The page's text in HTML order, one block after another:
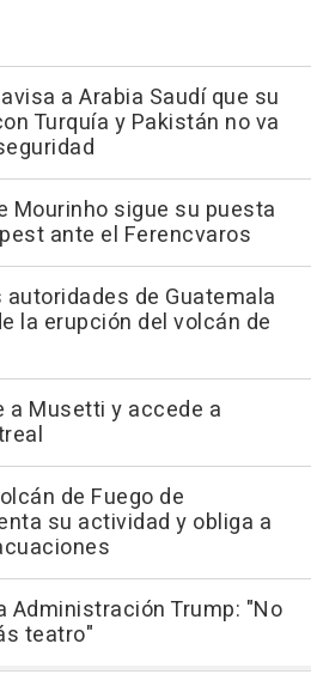
a Arabia Saudí que su
Turquía y Pakistán no va
Mourinho sigue su puesta
ante el Ferencvaros
de Guatemala
la erupción del volcán de
a Musetti y accede a
de Fuego de
su actividad y obliga a
Administración Trump: "No
teatro"